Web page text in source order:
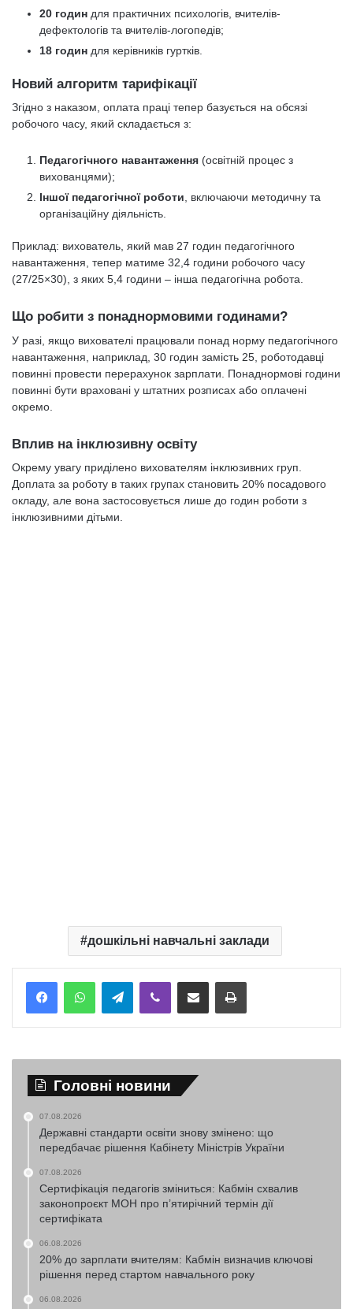
20 годин для практичних психологів, вчителів-
дефектологів та вчителів-логопедів;
18 годин для керівників гуртків.
Новий алгоритм тарифікації
Згідно з наказом, оплата праці тепер базується на обсязі
робочого часу, який складається з:
Педагогічного навантаження (освітній процес з
вихованцями);
Iншої педагогічної роботи , включаючи методичну та
організаційну діяльність.
Приклад: вихователь, який мав 27 годин педагогічного
навантаження, тепер матиме 32,4 години робочого часу
(27/25×30), з яких 5,4 години – інша педагогічна робота.
Що робити з понаднормовими годинами?
У разі, якщо вихователі працювали понад норму педагогічного
навантаження, наприклад, 30 годин замість 25, роботодавці
повинні провести перерахунок зарплати. Понаднормові години
повинні бути враховані у штатних розписах або оплачені
окремо.
Вплив на інклюзивну освіту
Окрему увагу приділено вихователям інклюзивних груп.
Доплата за роботу в таких групах становить 20% посадового
окладу, але вона застосовується лише до годин роботи з
інклюзивними дітьми.
дошкільні навчальні заклади
TelegramViber Надіслати електронною поштоюНадрукувати
Головні новини
07.08.2026
Державні стандарти освіти знову змінено: що
передбачає рішення Кабінету Міністрів України
07.08.2026
Сертифікація педагогів зміниться: Кабмін схвалив
законопроєкт МОН про п’ятирічний термін дії
сертифіката
06.08.2026
20% до зарплати вчителям: Кабмін визначив ключові
рішення перед стартом навчального року
06.08.2026